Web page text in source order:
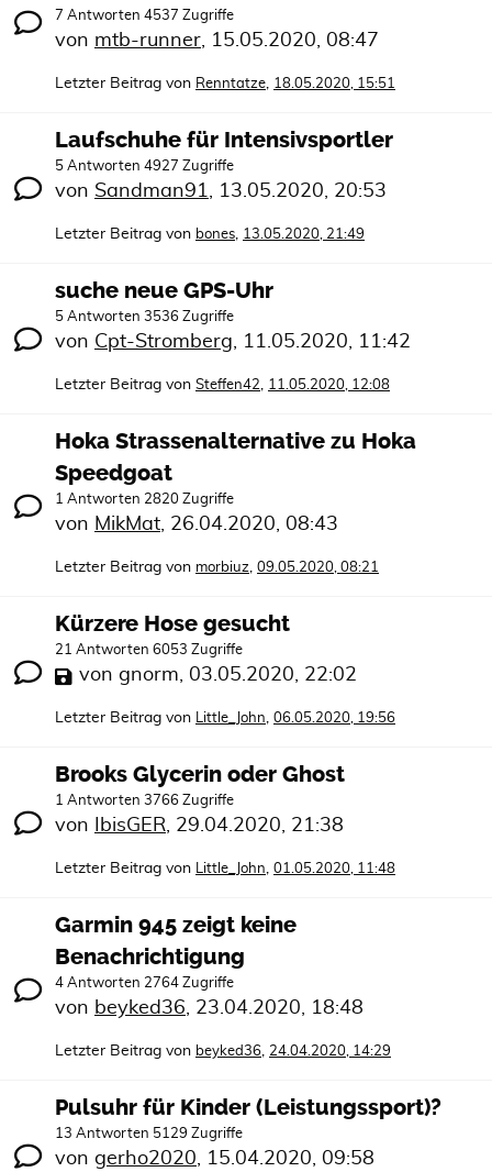
7 Antworten 4537 Zugriffe
von mtb-runner, 15.05.2020, 08:47
Letzter Beitrag von Renntatze, 18.05.2020, 15:51
Laufschuhe für Intensivsportler
5 Antworten 4927 Zugriffe
von Sandman91, 13.05.2020, 20:53
Letzter Beitrag von bones, 13.05.2020, 21:49
suche neue GPS-Uhr
5 Antworten 3536 Zugriffe
von Cpt-Stromberg, 11.05.2020, 11:42
Letzter Beitrag von Steffen42, 11.05.2020, 12:08
Hoka Strassenalternative zu Hoka
Speedgoat
1 Antworten 2820 Zugriffe
von MikMat, 26.04.2020, 08:43
Letzter Beitrag von morbiuz, 09.05.2020, 08:21
Kürzere Hose gesucht
21 Antworten 6053 Zugriffe
von gnorm, 03.05.2020, 22:02
Letzter Beitrag von Little_John, 06.05.2020, 19:56
Brooks Glycerin oder Ghost
1 Antworten 3766 Zugriffe
von IbisGER, 29.04.2020, 21:38
Letzter Beitrag von Little_John, 01.05.2020, 11:48
Garmin 945 zeigt keine
Benachrichtigung
4 Antworten 2764 Zugriffe
von beyked36, 23.04.2020, 18:48
Letzter Beitrag von beyked36, 24.04.2020, 14:29
Pulsuhr für Kinder (Leistungssport)?
13 Antworten 5129 Zugriffe
von gerho2020, 15.04.2020, 09:58